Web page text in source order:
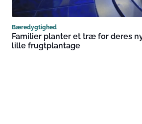
Bæredygtighed
Familier planter et træ for deres
lille frugtplantage